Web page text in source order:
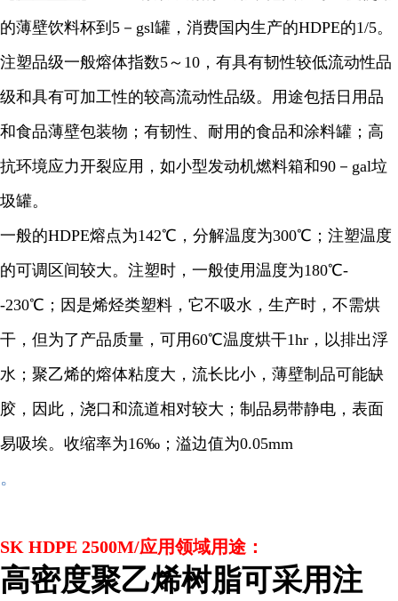
的薄壁饮料杯到5－gsl罐，消费国内生产的HDPE的1/5。
注塑品级一般熔体指数5～10，有具有韧性较低流动性品
级和具有可加工性的较高流动性品级。用途包括日用品
和食品薄壁包装物；有韧性、耐用的食品和涂料罐；高
抗环境应力开裂应用，如小型发动机燃料箱和90－gal垃
圾罐。
一般的HDPE熔点为142℃，分解温度为300℃；注塑温度
的可调区间较大。注塑时，一般使用温度为180℃-
-230℃；因是烯烃类塑料，它不吸水，生产时，不需烘
干，但为了产品质量，可用60℃温度烘干1hr，以排出浮
水；聚乙烯的熔体粘度大，流长比小，薄壁制品可能缺
胶，因此，浇口和流道相对较大；制品易带静电，表面
易吸埃。收缩率为16‰；溢边值为0.05mm
。
SK HDPE 2500M/应用领域用途：
高密度聚乙烯树脂可采用注